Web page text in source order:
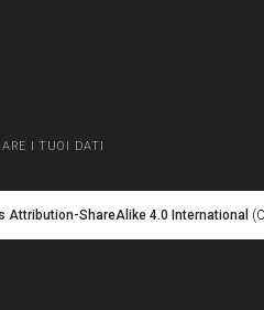
I TUOI DATI
Attribution-ShareAlike 4.0 International